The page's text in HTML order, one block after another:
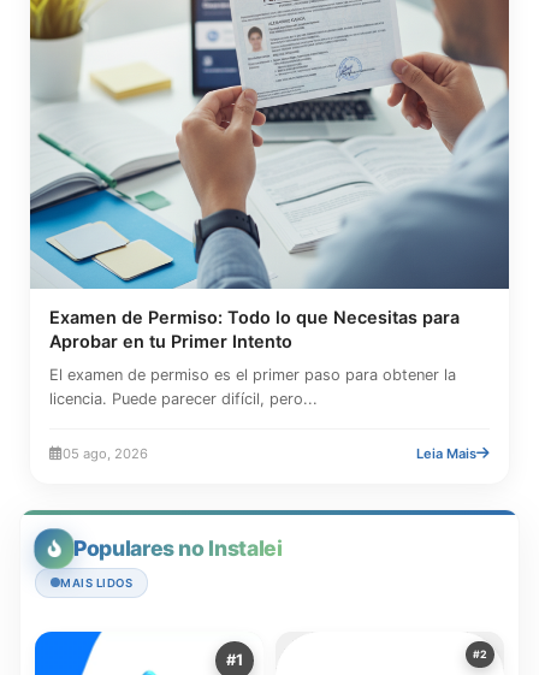
Examen de Permiso: Todo lo que Necesitas para
Aprobar en tu Primer Intento
El examen de permiso es el primer paso para obtener la
licencia. Puede parecer difícil, pero...
05 ago, 2026 Leia Mais
Populares no Instalei
MAIS LIDOS
#1 #2